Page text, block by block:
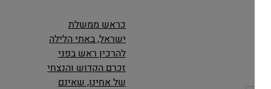
כראש ממשלת
ישראל, באתי הלילה
להרכין ראש בפני
זכרם הקדוש והנצחי
של אחינו, שאינם